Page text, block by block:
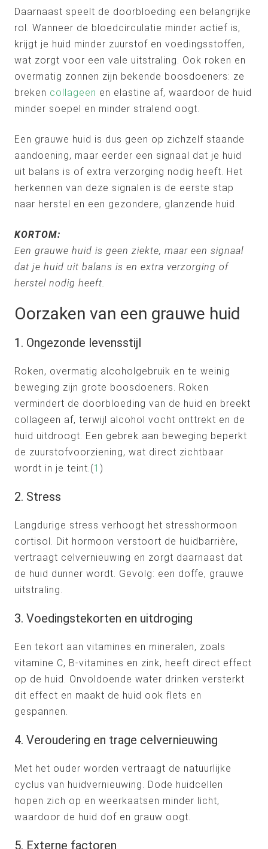
Daarnaast speelt de doorbloeding een belangrijke
rol. Wanneer de bloedcirculatie minder actief is,
krijgt je huid minder zuurstof en voedingsstoffen,
wat zorgt voor een vale uitstraling. Ook roken en
overmatig zonnen zijn bekende boosdoeners: ze
breken collageen en elastine af, waardoor de huid
minder soepel en minder stralend oogt.
Een grauwe huid is dus geen op zichzelf staande
aandoening, maar eerder een signaal dat je huid
uit balans is of extra verzorging nodig heeft. Het
herkennen van deze signalen is de eerste stap
naar herstel en een gezondere, glanzende huid.
KORTOM:
Een grauwe huid is geen ziekte, maar een signaal
dat je huid uit balans is en extra verzorging of
herstel nodig heeft.
Oorzaken van een grauwe huid
1. Ongezonde levensstijl
Roken, overmatig alcoholgebruik en te weinig
beweging zijn grote boosdoeners. Roken
vermindert de doorbloeding van de huid en breekt
collageen af, terwijl alcohol vocht onttrekt en de
huid uitdroogt. Een gebrek aan beweging beperkt
de zuurstofvoorziening, wat direct zichtbaar
wordt in je teint.(1 )
2. Stress
Langdurige stress verhoogt het stresshormoon
cortisol. Dit hormoon verstoort de huidbarrière,
vertraagt celvernieuwing en zorgt daarnaast dat
de huid dunner wordt. Gevolg: een doffe, grauwe
uitstraling.
3. Voedingstekorten en uitdroging
Een tekort aan vitamines en mineralen, zoals
vitamine C, B-vitamines en zink, heeft direct effect
op de huid. Onvoldoende water drinken versterkt
dit effect en maakt de huid ook flets en
gespannen.
4. Veroudering en trage celvernieuwing
Met het ouder worden vertraagt de natuurlijke
cyclus van huidvernieuwing. Dode huidcellen
hopen zich op en weerkaatsen minder licht,
waardoor de huid dof en grauw oogt.
5. Externe factoren